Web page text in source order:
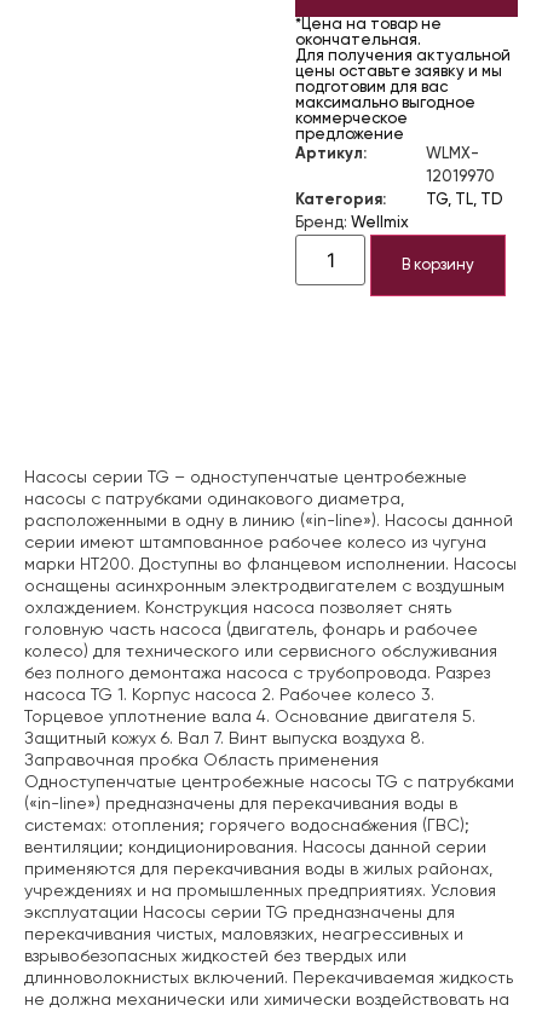
*Цена на товар не
окончательная.
Для получения актуальной
цены оставьте заявку и мы
подготовим для вас
максимально выгодное
коммерческое
предложение
Артикул:
WLMX-
12019970
Категория:
TG, TL, TD
Бренд: Wellmix
В корзину
Насосы серии TG – одноступенчатые центробежные
насосы с патрубками одинакового диаметра,
расположенными в одну в линию («in-line»). Насосы данной
серии имеют штампованное рабочее колесо из чугуна
марки НТ200. Доступны во фланцевом исполнении. Насосы
оснащены асинхронным электродвигателем с воздушным
охлаждением. Конструкция насоса позволяет снять
головную часть насоса (двигатель, фонарь и рабочее
колесо) для технического или сервисного обслуживания
без полного демонтажа насоса с трубопровода. Разрез
насоса TG 1. Корпус насоса 2. Рабочее колесо 3.
Торцевое уплотнение вала 4. Основание двигателя 5.
Защитный кожух 6. Вал 7. Винт выпуска воздуха 8.
Заправочная пробка Область применения
Одноступенчатые центробежные насосы TG с патрубками
(«in-line») предназначены для перекачивания воды в
системах: отопления; горячего водоснабжения (ГВС);
вентиляции; кондиционирования. Насосы данной серии
применяются для перекачивания воды в жилых районах,
учреждениях и на промышленных предприятиях. Условия
эксплуатации Насосы серии TG предназначены для
перекачивания чистых, маловязких, неагрессивных и
взрывобезопасных жидкостей без твердых или
длинноволокнистых включений. Перекачиваемая жидкость
не должна механически или химически воздействовать на